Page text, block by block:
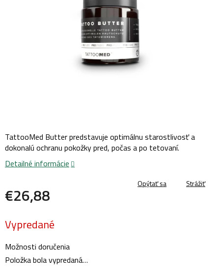
€26,88
cena:
Vypredané
Možnosti doručenia
Položka bola vypredaná…
TattooMed Butter predstavuje optimálnu starostlivosť a
dokonalú ochranu pokožky pred, počas a po tetovaní.
Detailné informácie
Opýtať sa Strážiť